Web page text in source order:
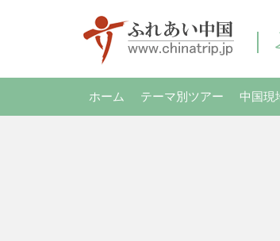
ホーム テーマ別ツアー 中国現